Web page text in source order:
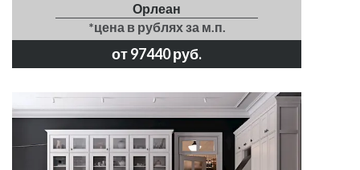
Орлеан
*цена в рублях за м.п.
от 97440 руб.